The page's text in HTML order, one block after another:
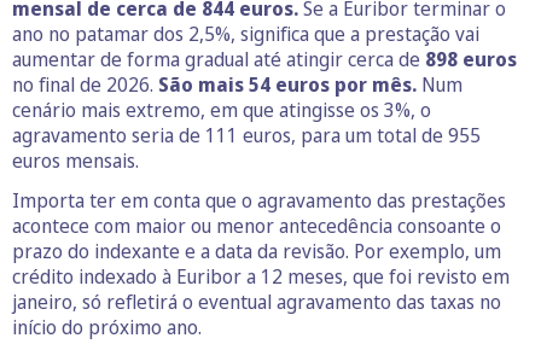
mensal de cerca de 844 euros.Se a Euribor terminar o
ano no patamar dos 2,5%, significa que a prestação vai
aumentar de forma gradual até atingir cerca de 898 euros
no final de 2026. São mais 54 euros por mês. Num
cenário mais extremo, em que atingisse os 3%, o
agravamento seria de 111 euros, para um total de 955
euros mensais.
Importa ter em conta que o agravamento das prestações
acontece com maior ou menor antecedência consoante o
prazo do indexante e a data da revisão. Por exemplo, um
crédito indexado à Euribor a 12 meses, que foi revisto em
janeiro, só refletirá o eventual agravamento das taxas no
início do próximo ano.